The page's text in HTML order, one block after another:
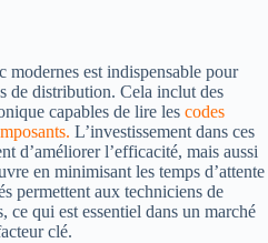
modernes est indispensable pour
de distribution. Cela inclut des
capables de lire les codes
L’investissement dans ces
d’améliorer l’efficacité, mais aussi
en minimisant les temps d’attente
permettent aux techniciens de
qui est essentiel dans un marché
clé.